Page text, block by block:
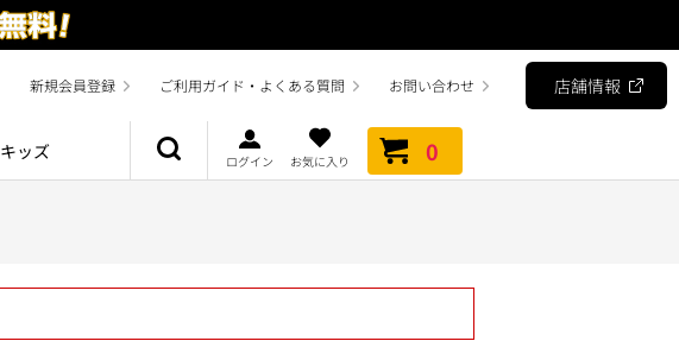
新規会員登録 ご利用ガイド・よくある質問 お問い合わせ 店舗情報
キッズ ログイン お気に入り 0